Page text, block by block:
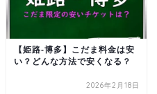
【姫路-博多】こだま料金は安
い？どんな方法で安くなる？
2026年2月18日